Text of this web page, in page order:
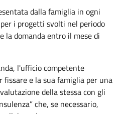
dalla famiglia in ogni
i progetti svolti nel periodo
domanda entro il mese di
l'ufficio competente
e la sua famiglia per una
della stessa con gli
che, se necessario,